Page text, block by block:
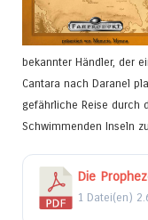
bekannter Händler, der
Cantara nach Daranel
gefährliche Reise durch
Schwimmenden Inseln
Die
1 Datei(en)